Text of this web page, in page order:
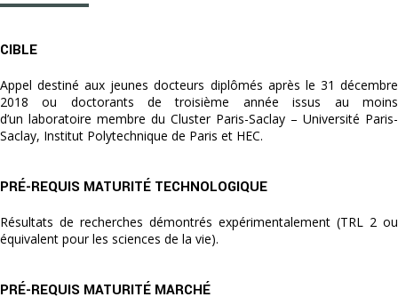
CIBLE
Appel destiné aux jeunes docteurs diplômés après le 31 décembre
2018 ou doctorants de troisième année issus au moins
d’un laboratoire membre du Cluster Paris-Saclay – Université Paris-
Saclay, Institut Polytechnique de Paris et HEC.
PRÉ-REQUIS MATURITÉ TECHNOLOGIQUE
Résultats de recherches démontrés expérimentalement (TRL 2 ou
équivalent pour les sciences de la vie).
PRÉ-REQUIS MATURITÉ MARCHÉ